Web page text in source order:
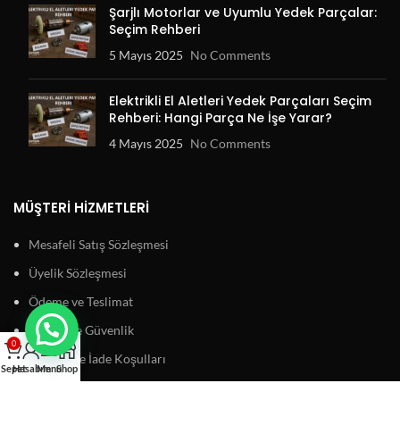
Şarjlı Motorlar ve Uyumlu Yedek Parçalar:
Seçim Rehberi
5 Mayıs 2025 No Comments
Elektrikli El Aletleri Yedek Parçaları Seçim
Rehberi: Hangi Parça Ne İşe Yarar?
4 Mayıs 2025 No Comments
MÜŞTERI HIZMETLERI
Mesafeli Satış Sözleşmesi
Üyelik Sözleşmesi
Ödeme ve Teslimat
Gizlilik ve Güvenlik
Garanti ve İade Koşulları
0
SepetHesabımMenuShop